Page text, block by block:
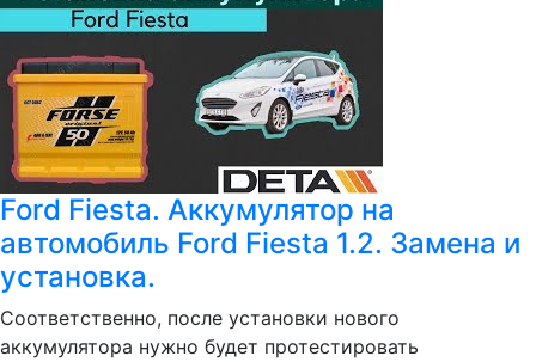
Ford Fiesta. Аккумулятор на
автомобиль Ford Fiesta 1.2. Замена и
установка.
Соответственно, после установки нового
аккумулятора нужно будет протестировать